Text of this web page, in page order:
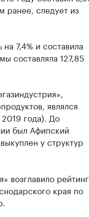
ранее, следует из
7,4% и составила
составляла 127,85
являлся
года). До
был Афипский
у структур
возглавило рейтинг
края по